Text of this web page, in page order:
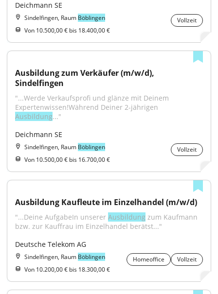
Deichmann SE
Sindelfingen, Raum Böblingen
Vollzeit
Von 10.500,00 € bis 18.400,00 €
Ausbildung zum Verkäufer (m/w/d),
Sindelfingen
"...Werde Verkaufsprofi und glänze mit Deinem
Ausbildung..."
Deichmann SE
Sindelfingen, Raum Böblingen
Vollzeit
Von 10.500,00 € bis 16.700,00 €
Ausbildung Kaufleute im Einzelhandel (m/w/d)
"...Deine AufgabeIn unserer Ausbildung zum Kaufmann
bzw. zur Kauffrau im Einzelhandel berätst..."
Deutsche Telekom AG
Sindelfingen, Raum Böblingen Homeoffice
Vollzeit
Von 10.200,00 € bis 18.300,00 €